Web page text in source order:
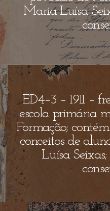
Maria Luísa
ED4–3 – 1911 –
escola primária
Formação;
conceitos de
Luísa